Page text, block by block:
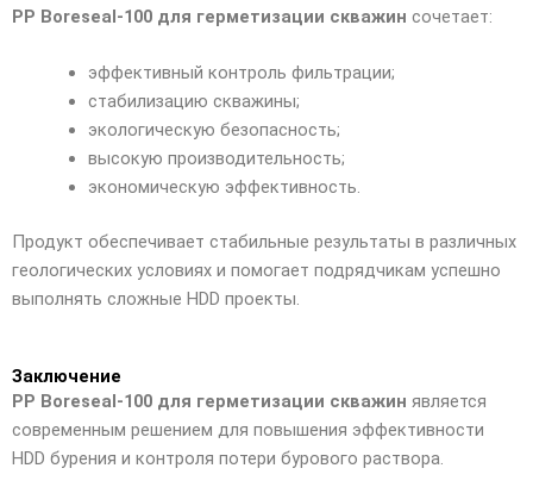
PP Boreseal-100 для герметизации скважин сочетает:
эффективный контроль фильтрации;
стабилизацию скважины;
экологическую безопасность;
высокую производительность;
экономическую эффективность.
Продукт обеспечивает стабильные результаты в различных
геологических условиях и помогает подрядчикам успешно
выполнять сложные HDD проекты.
Заключение
PP Boreseal-100 для герметизации скважин является
современным решением для повышения эффективности
HDD бурения и контроля потери бурового раствора.